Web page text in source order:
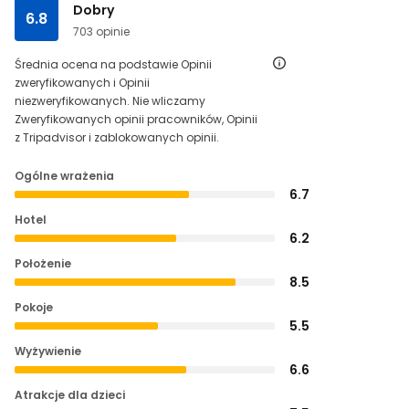
6.8 Dobry
703 opinie
Średnia ocena na podstawie Opinii
zweryfikowanych i Opinii
niezweryfikowanych. Nie wliczamy
Zweryfikowanych opinii pracowników, Opinii
z Tripadvisor i zablokowanych opinii.
Ogólne wrażenia
6.7
Hotel
6.2
Położenie
8.5
Pokoje
5.5
Wyżywienie
6.6
Atrakcje dla dzieci